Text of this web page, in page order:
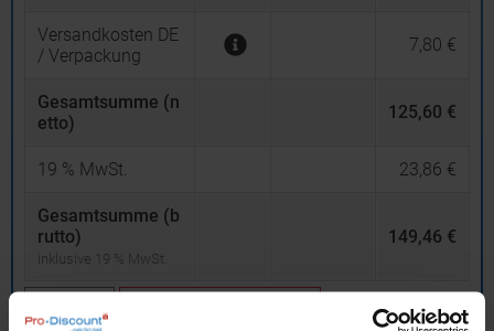
Versandkosten DE
/ Verpackung
7,80 €
Gesamtsumme (n
etto)
125,60 €
19 % MwSt. 23,86 €
Gesamtsumme (b
rutto)
inklusive 19 % MwSt.
149,46 €